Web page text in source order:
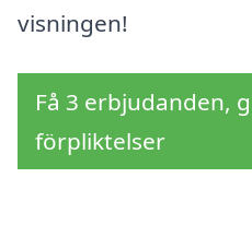
visningen!
Få 3 erbjudanden,
förpliktelser